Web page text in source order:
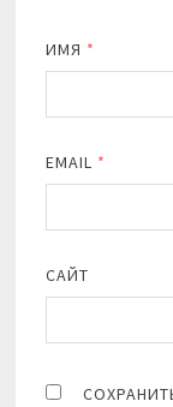
ИМЯ *
EMAIL *
САЙТ